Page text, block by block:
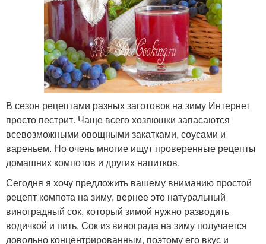
В сезон рецептами разных заготовок на зиму Интернет
просто пестрит. Чаще всего хозяюшки запасаются
всевозможными овощными закатками, соусами и
вареньем. Но очень многие ищут проверенные рецепты
домашних компотов и других напитков.
Сегодня я хочу предложить вашему вниманию простой
рецепт компота на зиму, вернее это натуральный
виноградный сок, который зимой нужно разводить
водичкой и пить. Сок из винограда на зиму получается
довольно концентрированным, поэтому его вкус и